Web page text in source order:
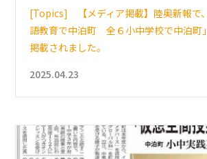
[Topics] 【メディア掲載】陸奥新報で
語教育で中泊町 全６小中学校で中泊町
掲載されました。
2025.04.23